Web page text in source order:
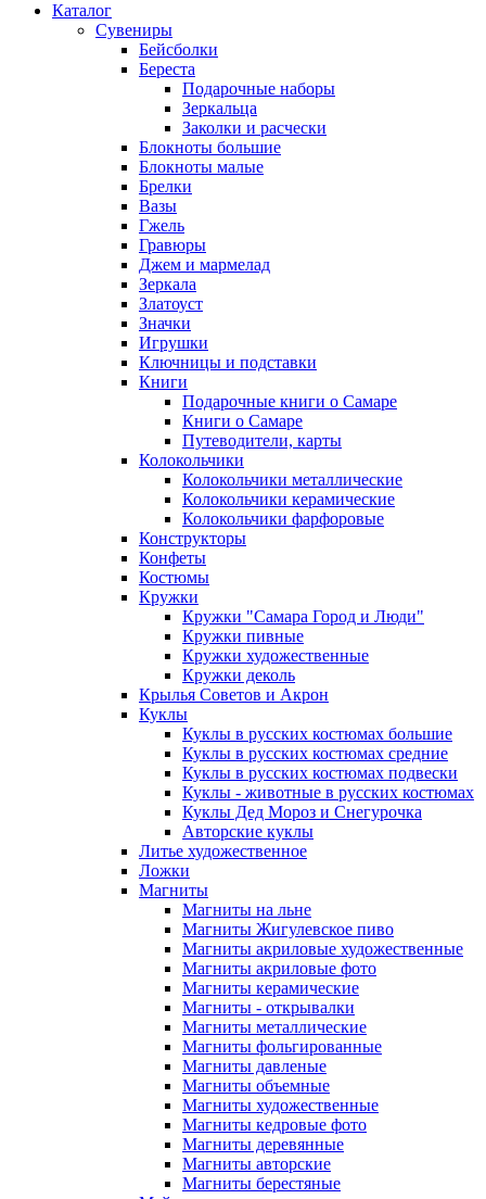
Каталог
Сувениры
Бейсболки
Береста
Подарочные наборы
Зеркальца
Заколки и расчески
Блокноты большие
Блокноты малые
Брелки
Вазы
Гжель
Гравюры
Джем и мармелад
Зеркала
Златоуст
Значки
Игрушки
Ключницы и подставки
Книги
Подарочные книги о Самаре
Книги о Самаре
Путеводители, карты
Колокольчики
Колокольчики металлические
Колокольчики керамические
Колокольчики фарфоровые
Конструкторы
Конфеты
Костюмы
Кружки
Кружки "Самара Город и Люди"
Кружки пивные
Кружки художественные
Кружки деколь
Крылья Советов и Акрон
Куклы
Куклы в русских костюмах большие
Куклы в русских костюмах средние
Куклы в русских костюмах подвески
Куклы - животные в русских костюмах
Куклы Дед Мороз и Снегурочка
Авторские куклы
Литье художественное
Ложки
Магниты
Магниты на льне
Магниты Жигулевское пиво
Магниты акриловые художественные
Магниты акриловые фото
Магниты керамические
Магниты - открывалки
Магниты металлические
Магниты фольгированные
Магниты давленые
Магниты объемные
Магниты художественные
Магниты кедровые фото
Магниты деревянные
Магниты авторские
Магниты берестяные